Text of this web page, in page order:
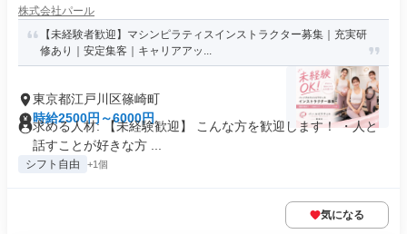
株式会社パール
【未経験者歓迎】マシンピラティスインストラクター募集｜充実研
修あり｜安定集客｜キャリアアッ...
東京都江戸川区篠崎町
時給2500円～6000円
求める人材: 【未経験歓迎】 こんな方を歓迎します！ ・人と
話すことが好きな方 ...
シフト自由 +1個
気になる